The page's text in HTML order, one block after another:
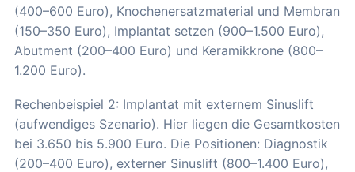
(400–600 Euro), Knochenersatzmaterial und Membran
(150–350 Euro), Implantat setzen (900–1.500 Euro),
Abutment (200–400 Euro) und Keramikkrone (800–
1.200 Euro).
Rechenbeispiel 2: Implantat mit externem Sinuslift
(aufwendiges Szenario). Hier liegen die Gesamtkosten
bei 3.650 bis 5.900 Euro. Die Positionen: Diagnostik
(200–400 Euro), externer Sinuslift (800–1.400 Euro),